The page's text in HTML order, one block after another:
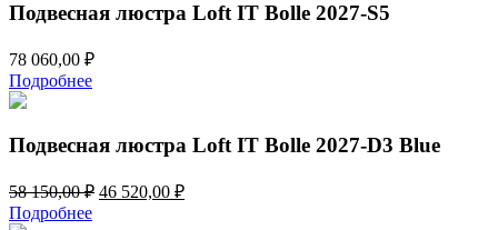
Подвесная люстра Loft IT Bolle 2027-S5
78 060,00 ₽
Подробнее
Подвесная люстра Loft IT Bolle 2027-D3 Blue
58 150,00₽ Первоначальная
46 520,00 ₽Текущая
Подробнее